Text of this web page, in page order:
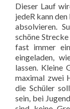
Dieser Lauf
jedeR kann
absolvieren.
schöne
fast immer
eingeladen,
lassen. Kleine
maximal zwei
die Schüler
sein, bei